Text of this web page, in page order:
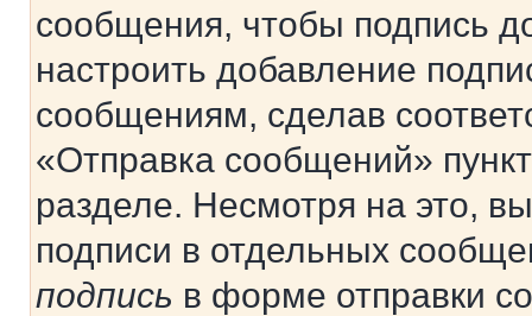
сообщения, чтобы подпись
настроить добавление
сообщениям, сделав
«Отправка сообщений»
разделе. Несмотря на это,
подписи в отдельных
подпись в форме отправки